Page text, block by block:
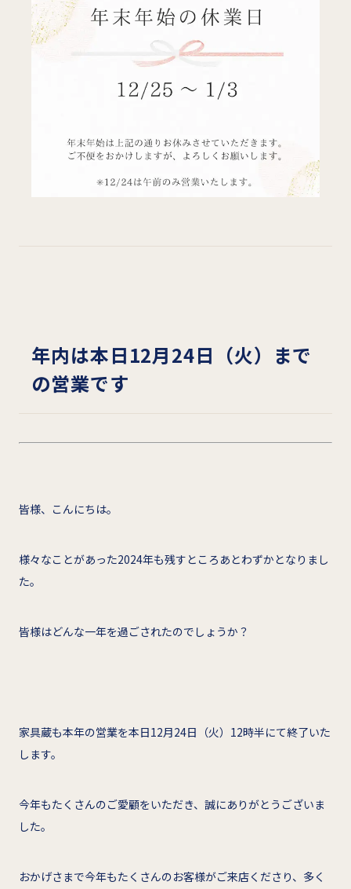
年内は本日12月24日（火）まで
の営業です
皆様、こんにちは。
様々なことがあった2024年も残すところあとわずかとなりまし
た。
皆様はどんな一年を過ごされたのでしょうか？
家具蔵も本年の営業を本日12月24日（火）12時半にて終了いた
します。
今年もたくさんのご愛顧をいただき、誠にありがとうございま
した。
おかげさまで今年もたくさんのお客様がご来店くださり、多く